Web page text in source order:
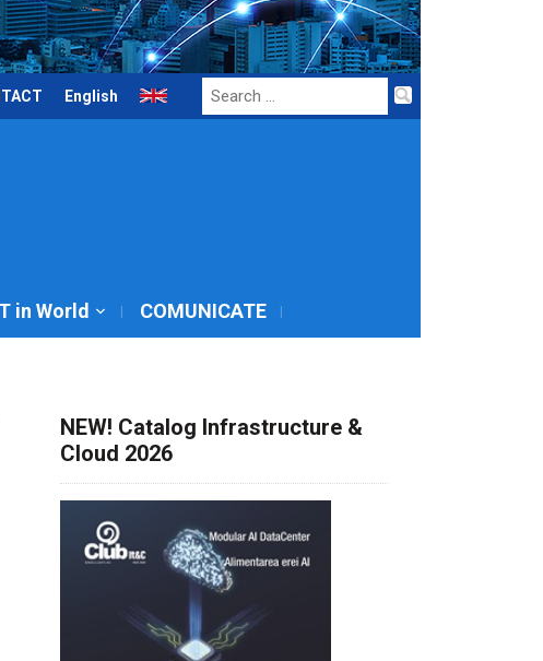
English
Search
for:
in World COMUNICATE
NEW! Catalog Infrastructure &
Cloud 2026